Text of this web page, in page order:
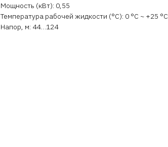
Мощность (кВт): 0,55
Температура рабочей жидкости (°C): 0 °С ~ +25 °С
Напор, м: 44…124